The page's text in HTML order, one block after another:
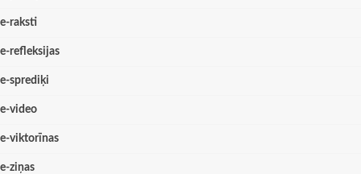
e-raksti
e-refleksijas
e-sprediķi
e-video
e-viktorīnas
e-ziņas